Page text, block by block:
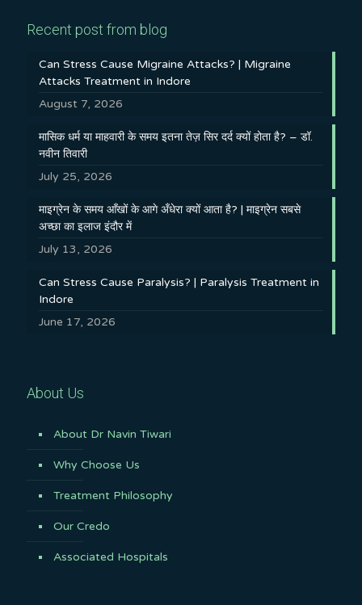
Recent post from blog
Can Stress Cause Migraine Attacks? | Migraine
Attacks Treatment in Indore
August 7, 2026
मासिक धर्म या माहवारी के समय इतना तेज़ सिर दर्द क्यों होता है? – डॉ.
नवीन तिवारी
July 25, 2026
माइग्रेन के समय आँखों के आगे अँधेरा क्यों आता है? | माइग्रेन सबसे
अच्छा का इलाज इंदौर में
July 13, 2026
Can Stress Cause Paralysis? | Paralysis Treatment in
Indore
June 17, 2026
About Us
About Dr Navin Tiwari
Why Choose Us
Treatment Philosophy
Our Credo
Associated Hospitals